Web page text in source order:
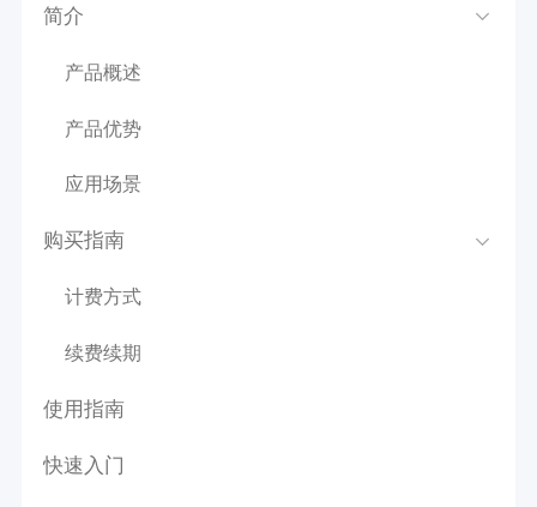
简介
产品概述
产品优势
应用场景
购买指南
计费方式
续费续期
使用指南
快速入门